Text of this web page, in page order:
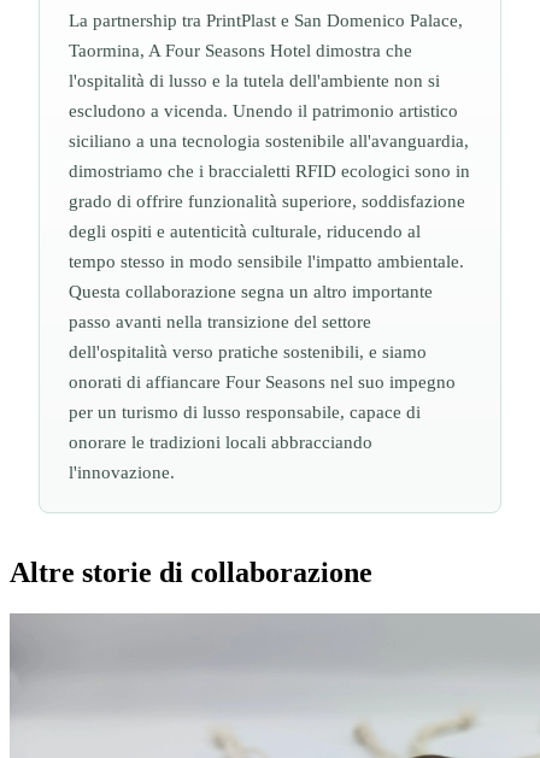
La partnership tra PrintPlast e San Domenico Palace,
Taormina, A Four Seasons Hotel dimostra che
l'ospitalità di lusso e la tutela dell'ambiente non si
escludono a vicenda. Unendo il patrimonio artistico
siciliano a una tecnologia sostenibile all'avanguardia,
dimostriamo che i braccialetti RFID ecologici sono in
grado di offrire funzionalità superiore, soddisfazione
degli ospiti e autenticità culturale, riducendo al
tempo stesso in modo sensibile l'impatto ambientale.
Questa collaborazione segna un altro importante
passo avanti nella transizione del settore
dell'ospitalità verso pratiche sostenibili, e siamo
onorati di affiancare Four Seasons nel suo impegno
per un turismo di lusso responsabile, capace di
onorare le tradizioni locali abbracciando
l'innovazione.
Altre storie di collaborazione